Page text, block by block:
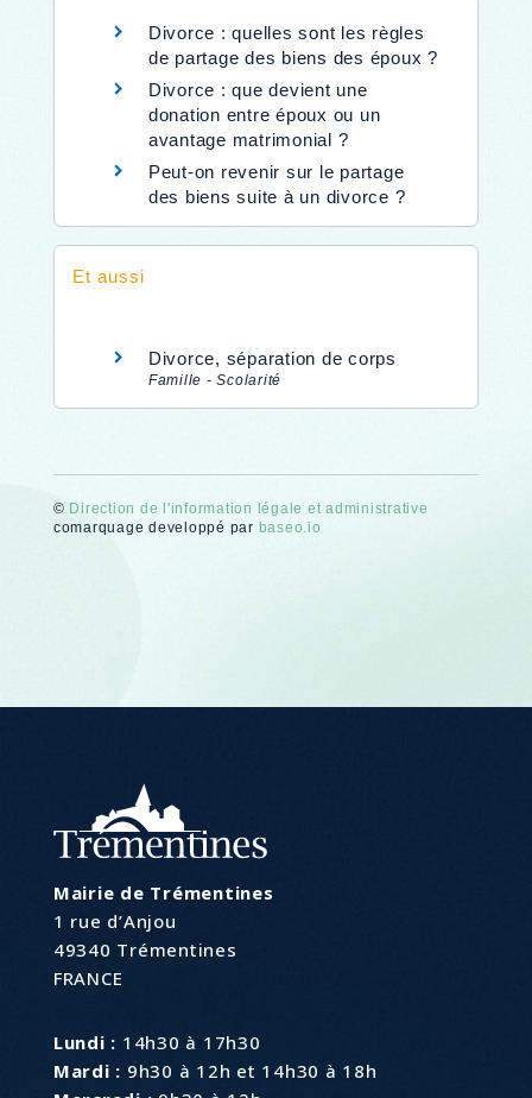
Divorce : quelles sont les règles
de partage des biens des époux ?
Divorce : que devient une
donation entre époux ou un
avantage matrimonial ?
Peut-on revenir sur le partage
des biens suite à un divorce ?
Et aussi
Divorce, séparation de corps
Famille - Scolarité
© Direction de l'information légale et administrative
comarquage developpé par baseo.io
Mairie de Trémentines
1 rue d’Anjou
49340 Trémentines
FRANCE
Lundi : 14h30 à 17h30
Mardi : 9h30 à 12h et 14h30 à 18h